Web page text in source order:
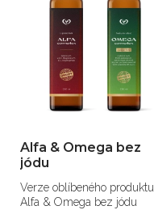
Alfa & Omega bez
jódu
Verze oblíbeného produktu
Alfa & Omega bez jódu